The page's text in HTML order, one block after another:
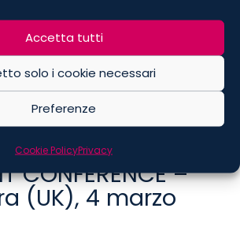
Accetta tutti
solo i cookie necessari
Preferenze
Cookie PolicyPrivacy
CAM – PRE-
– Milano, 6
2015
ARBITRATO E ADR
BORDER PRIVATE
CONFERENCE –
(UK), 4 marzo